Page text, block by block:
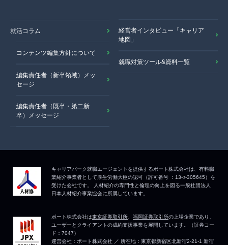
就活コラム
コンテンツ編集方針について
編集責任者（新卒領域）メッ
セージ
編集責任者（既卒・第二新
卒）メッセージ
経営者インタビュー「キャリア
地図」
就職対策ツール&資料一覧